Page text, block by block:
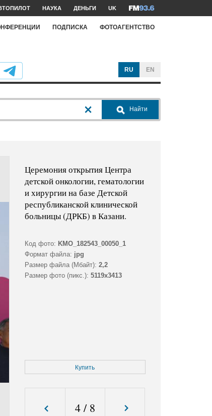
НАУКА ДЕНЬГИ UK
ПОДПИСКА ФОТОАГЕНТСТВО
RU EN
Найти
Церемония открытия Центра
детской онкологии, гематологии
и хирургии на базе Детской
республиканской клинической
больницы (ДРКБ) в Казани.
Код фото: KMO_182543_00050_1
Формат файла: jpg
Размер файла (Мбайт): 2,2
Размер фото (пикс.): 5119x3413
Купить
4/ 8